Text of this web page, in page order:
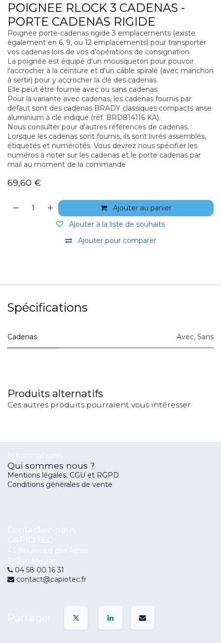
POIGNEE RLOCK 3 CADENAS -
PORTE CADENAS RIGIDE
Poignée porte-cadenas rigide 3 emplacements (existe
également en 6, 9, ou 12 emplacements) pour transporter
vos cadenas lors de vos d'opérations de consignation.
La poignée est équipé d'un mousqueton pour pouvoir
l'accrocher à la ceinture et d'un câble spiralé (avec manchon
à sertir) pour y accrocher la clé des cadenas.
Elle peut être fournie avec ou sans cadenas.
Pour la variante avec cadenas, les cadenas fournis par
défaut sont des cadenas BRADY classiques compacts anse
aluminium à clé indique (réf. BRD814116 KA).
Nous consulter pour d'autres références de cadenas.
Lorsque les cadenas sont fournis, ils sont livrés assemblés,
étiquetés et numérotés. Vous devrez nous spécifier les
numéros à noter sur les cadenas et le porte cadenas par
mail au moment de la commande
69,60 €
Ajouter au panier
Ajouter pour comparer
Ajouter à la liste de souhaits
Spécifications
Cadenas Avec, Sans
Produits alternatifs
Ces autres produits pourraient vous intéresser
Qui sommes nous ?
Mentions légales, CGU et RGPD
Conditions générales de vente
04 58 00 16 31
contact@capiotec.fr